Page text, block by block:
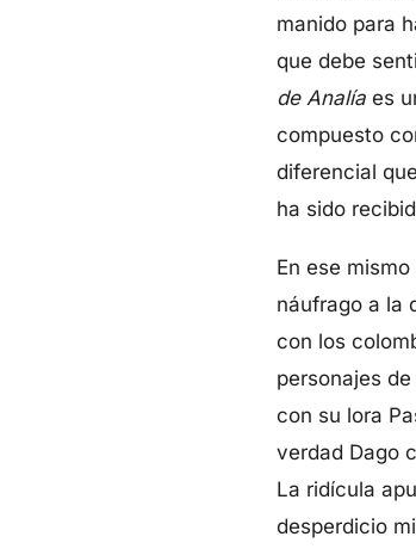
manido para
que debe
de Analía es
compuesto
diferencial
ha sido
En ese
náufrago a la
con los
personajes
con su lora
verdad Dago
La ridícula
desperdicio